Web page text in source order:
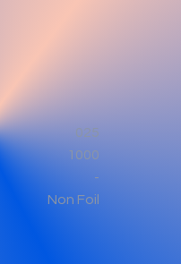
025
1000
-
Non Foil